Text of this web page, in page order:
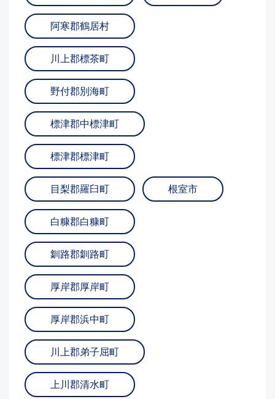
阿寒郡鶴居村
川上郡標茶町
野付郡別海町
標津郡中標津町
標津郡標津町
目梨郡羅臼町 根室市
白糠郡白糠町
釧路郡釧路町
厚岸郡厚岸町
厚岸郡浜中町
川上郡弟子屈町
上川郡清水町